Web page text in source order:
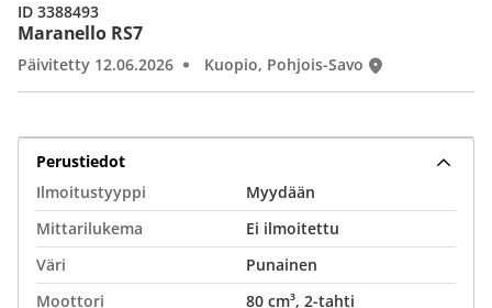
Maranello RS7
Päivitetty 12.06.2026 Kuopio, Pohjois-Savo
ID 3388493
Perustiedot
Ilmoitustyyppi
Myydään
Mittarilukema
Ei ilmoitettu
Väri
Punainen
Moottori
80 cm³, 2-tahti